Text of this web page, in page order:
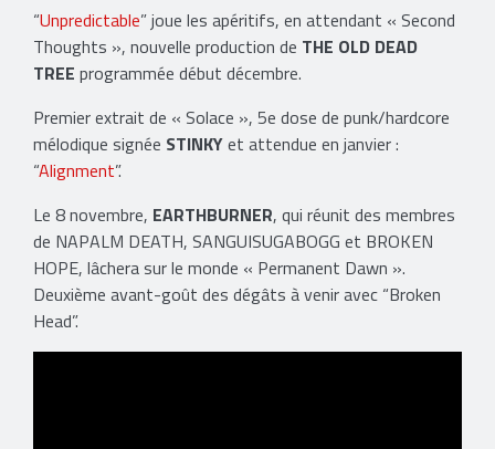
“Unpredictable” joue les apéritifs, en attendant « Second
Thoughts », nouvelle production de THE OLD DEAD
TREE programmée début décembre.
Premier extrait de « Solace », 5e dose de punk/hardcore
mélodique signée STINKYet attendue en janvier :
“Alignment”.
​Le 8 novembre, EARTHBURNER, qui réunit des membres
de NAPALM DEATH, SANGUISUGABOGG et BROKEN
HOPE, lâchera sur le monde « Permanent Dawn ».
Deuxième avant-goût des dégâts à venir avec “Broken
Head”.